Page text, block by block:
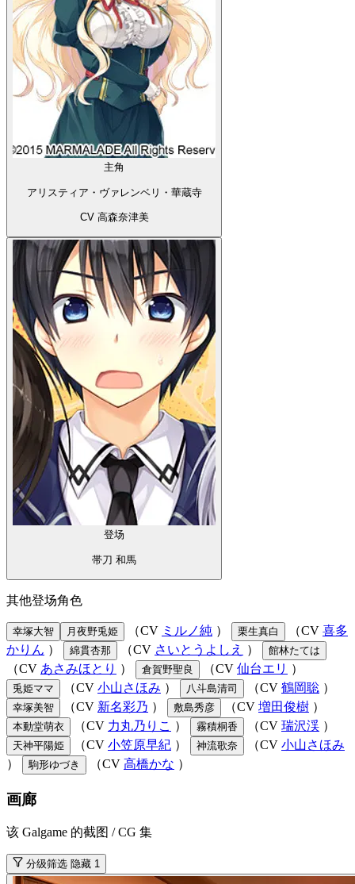
主角
アリスティア・ヴァレンベリ・華蔵寺
CV 高森奈津美
登场
帯刀 和馬
其他登场角色
幸塚大智 月夜野兎姫 （CV ミルノ純 ） 栗生真白 （CV 喜多
かりん ） 綿貫杏那 （CV さいとうよしえ ） 館林たては
（CV あさみほとり ） 倉賀野聖良 （CV 仙台エリ ）
兎姫ママ （CV 小山さほみ ） 八斗島清司 （CV 鶴岡聡 ）
幸塚美智 （CV 新名彩乃 ） 敷島秀彦 （CV 増田俊樹 ）
本動堂萌衣 （CV 力丸乃りこ ） 霧積桐香 （CV 瑞沢渓 ）
天神平陽姫 （CV 小笠原早紀 ） 神流歌奈 （CV 小山さほみ
）
駒形ゆづき （CV 高橋かな ）
画廊
该 Galgame 的截图 / CG 集
分级筛选隐藏 1